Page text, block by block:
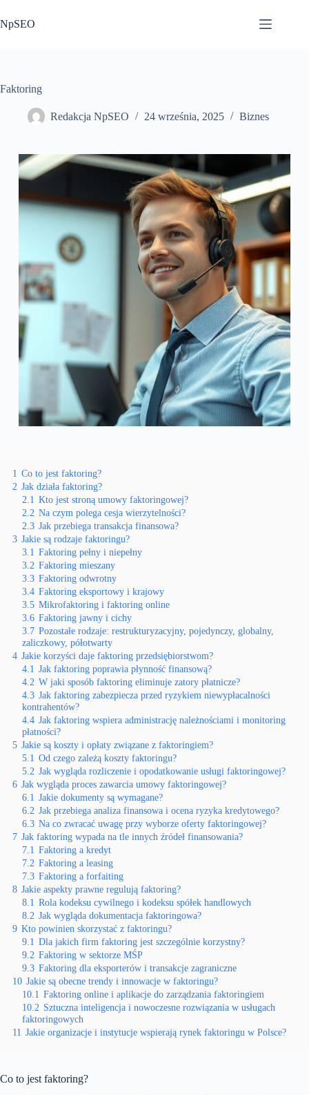
do
treści
NpSEO
Faktoring
Redakcja NpSEO 24 września, 2025 Biznes
1 Co to jest faktoring?
2 Jak działa faktoring?
2.1 Kto jest stroną umowy faktoringowej?
2.2 Na czym polega cesja wierzytelności?
2.3 Jak przebiega transakcja finansowa?
3 Jakie są rodzaje faktoringu?
3.1 Faktoring pełny i niepełny
3.2 Faktoring mieszany
3.3 Faktoring odwrotny
3.4 Faktoring eksportowy i krajowy
3.5 Mikrofaktoring i faktoring online
3.6 Faktoring jawny i cichy
3.7 Pozostałe rodzaje: restrukturyzacyjny, pojedynczy, globalny,
zaliczkowy, półotwarty
4 Jakie korzyści daje faktoring przedsiębiorstwom?
4.1 Jak faktoring poprawia płynność finansową?
4.2 W jaki sposób faktoring eliminuje zatory płatnicze?
4.3 Jak faktoring zabezpiecza przed ryzykiem niewypłacalności
kontrahentów?
4.4 Jak faktoring wspiera administrację należnościami i monitoring
płatności?
5 Jakie są koszty i opłaty związane z faktoringiem?
5.1 Od czego zależą koszty faktoringu?
5.2 Jak wygląda rozliczenie i opodatkowanie usługi faktoringowej?
6 Jak wygląda proces zawarcia umowy faktoringowej?
6.1 Jakie dokumenty są wymagane?
6.2 Jak przebiega analiza finansowa i ocena ryzyka kredytowego?
6.3 Na co zwracać uwagę przy wyborze oferty faktoringowej?
7 Jak faktoring wypada na tle innych źródeł finansowania?
7.1 Faktoring a kredyt
7.2 Faktoring a leasing
7.3 Faktoring a forfaiting
8 Jakie aspekty prawne regulują faktoring?
8.1 Rola kodeksu cywilnego i kodeksu spółek handlowych
8.2 Jak wygląda dokumentacja faktoringowa?
9 Kto powinien skorzystać z faktoringu?
9.1 Dla jakich firm faktoring jest szczególnie korzystny?
9.2 Faktoring w sektorze MŚP
9.3 Faktoring dla eksporterów i transakcje zagraniczne
10 Jakie są obecne trendy i innowacje w faktoringu?
10.1 Faktoring online i aplikacje do zarządzania faktoringiem
10.2 Sztuczna inteligencja i nowoczesne rozwiązania w usługach
faktoringowych
11 Jakie organizacje i instytucje wspierają rynek faktoringu w Polsce?
Co to jest faktoring?